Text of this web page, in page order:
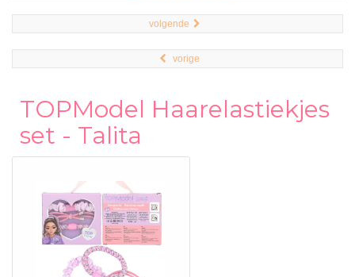
volgende
vorige
TOPModel Haarelastiekjes
set - Talita